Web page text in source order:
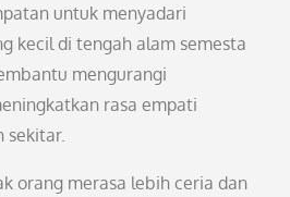
untuk menyadari
kecil di tengah alam semesta
mengurangi
rasa empati
sekitar.
orang merasa lebih ceria dan